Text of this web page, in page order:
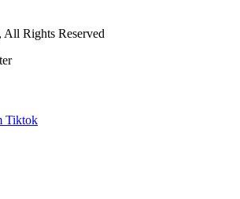
Rights Reserved
Tiktok